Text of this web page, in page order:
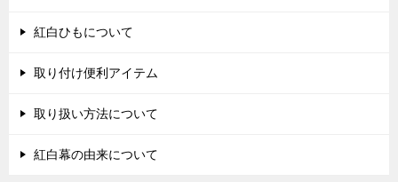
紅白ひもについて
取り付け便利アイテム
取り扱い方法について
紅白幕の由来について